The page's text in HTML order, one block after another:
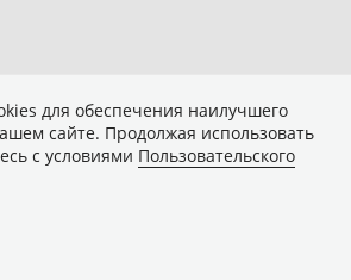
для обеспечения наилучшего
сайте. Продолжая использовать
с условиями Пользовательского